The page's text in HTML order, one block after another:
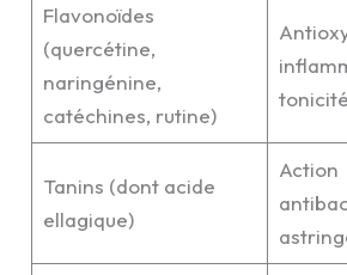
Flavonoïdes
(quercétine,
naringénine,
catéchines, rutine)
Tanins (dont acide
ellagique)
Action